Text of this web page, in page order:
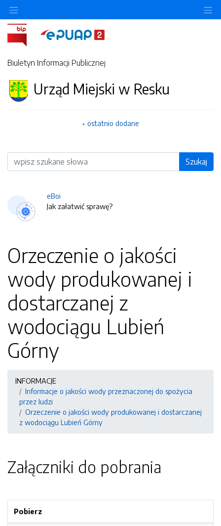
Biuletyn Informacji Publicznej
Urząd Miejski w Resku
ostatnio dodane
Wyszukiwarka Szukaj
eBoi
Jak załatwić sprawę?
Orzeczenie o jakości
wody produkowanej i
dostarczanej z
wodociągu Lubień
Górny
INFORMACJE
Informacje o jakości wody przeznaczonej do spożycia
przez ludzi
Orzeczenie o jakości wody produkowanej i dostarczanej
z wodociągu Lubień Górny
Załączniki do pobrania
Pobierz